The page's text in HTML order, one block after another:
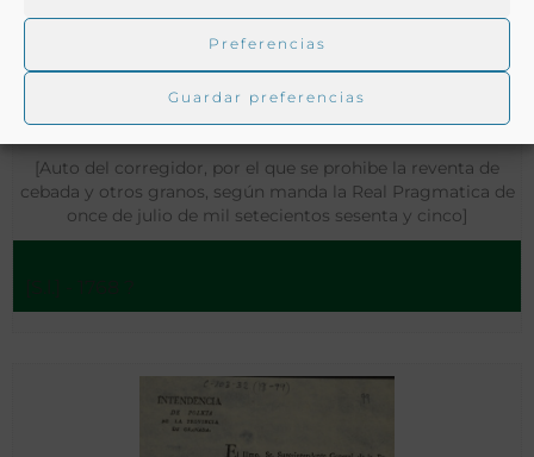
Preferencias
Guardar preferencias
[Auto del corregidor, por el que se prohibe la reventa de
cebada y otros granos, según manda la Real Pragmatica de
once de julio de mil setecientos sesenta y cinco]